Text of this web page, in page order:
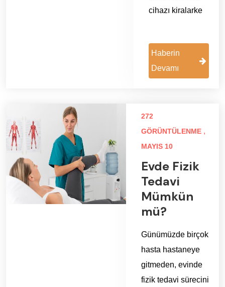
cihazı kiralarke
Haberin
Devamı
272
GÖRÜNTÜLENME ,
MAYIS 10
Evde Fizik
Tedavi
Mümkün
mü?
Günümüzde birçok
hasta hastaneye
gitmeden, evinde
fizik tedavi sürecini